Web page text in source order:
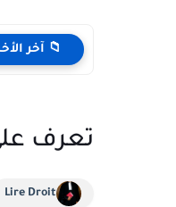
📁 آخر
تعرف
Lire Droit